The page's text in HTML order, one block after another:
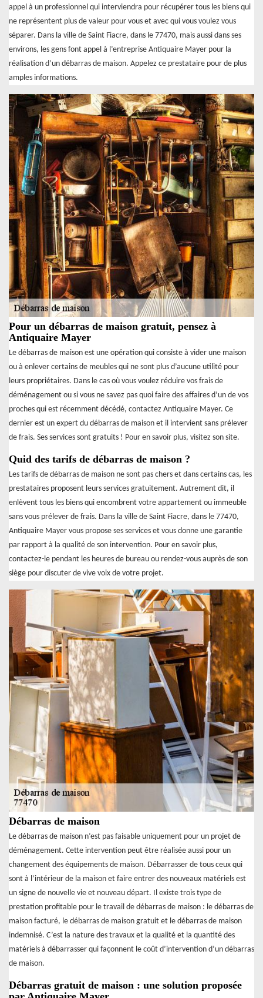
appel à un professionnel qui interviendra pour récupérer tous les biens qui
ne représentent plus de valeur pour vous et avec qui vous voulez vous
séparer. Dans la ville de Saint Fiacre, dans le 77470, mais aussi dans ses
environs, les gens font appel à l’entreprise Antiquaire Mayer pour la
réalisation d’un débarras de maison. Appelez ce prestataire pour de plus
amples informations.
Pour un débarras de maison gratuit, pensez à
Antiquaire Mayer
Le débarras de maison est une opération qui consiste à vider une maison
ou à enlever certains de meubles qui ne sont plus d’aucune utilité pour
leurs propriétaires. Dans le cas où vous voulez réduire vos frais de
déménagement ou si vous ne savez pas quoi faire des affaires d’un de vos
proches qui est récemment décédé, contactez Antiquaire Mayer. Ce
dernier est un expert du débarras de maison et il intervient sans prélever
de frais. Ses services sont gratuits ! Pour en savoir plus, visitez son site.
Quid des tarifs de débarras de maison ?
Les tarifs de débarras de maison ne sont pas chers et dans certains cas, les
prestataires proposent leurs services gratuitement. Autrement dit, il
enlèvent tous les biens qui encombrent votre appartement ou immeuble
sans vous prélever de frais. Dans la ville de Saint Fiacre, dans le 77470,
Antiquaire Mayer vous propose ses services et vous donne une garantie
par rapport à la qualité de son intervention. Pour en savoir plus,
contactez-le pendant les heures de bureau ou rendez-vous auprès de son
siège pour discuter de vive voix de votre projet.
Débarras de maison
Le débarras de maison n’est pas faisable uniquement pour un projet de
déménagement. Cette intervention peut être réalisée aussi pour un
changement des équipements de maison. Débarrasser de tous ceux qui
sont à l’intérieur de la maison et faire entrer des nouveaux matériels est
un signe de nouvelle vie et nouveau départ. Il existe trois type de
prestation profitable pour le travail de débarras de maison : le débarras de
maison facturé, le débarras de maison gratuit et le débarras de maison
indemnisé. C’est la nature des travaux et la qualité et la quantité des
matériels à débarrasser qui façonnent le coût d’intervention d’un débarras
de maison.
Débarras gratuit de maison : une solution proposée